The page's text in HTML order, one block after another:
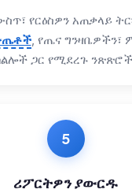
የርዕስዎን አጠቃላይ
, የጤና ግንዛቤዎችን፣
ጋር የሚደረጉ
ሪፖርትዎን ያውርዱ